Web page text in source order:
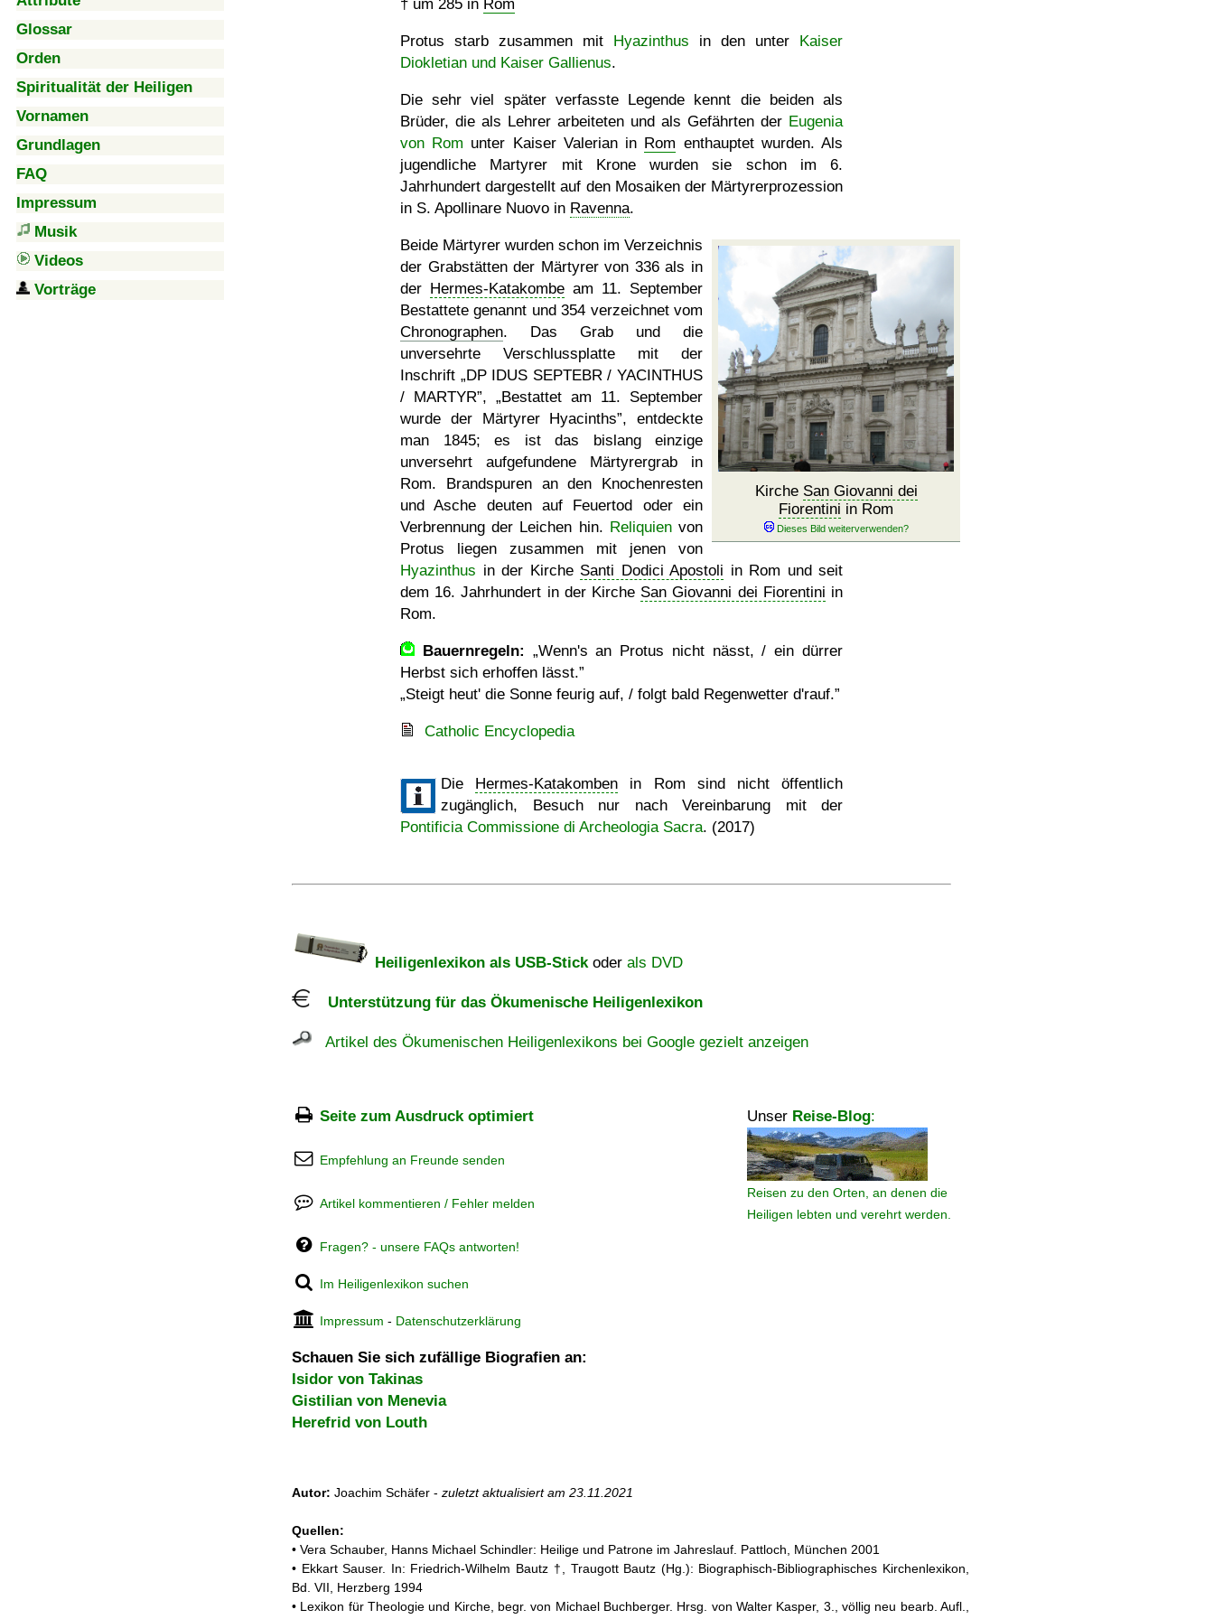
Glossar
Orden
Spiritualität der Heiligen
Vornamen
Grundlagen
FAQ
Impressum
Musik
Videos
Vorträge
† um 285 in Rom
Protus starb zusammen mit Hyazinthus in den unter Kaiser
Diokletian und Kaiser Gallienus.
Die sehr viel später verfasste Legende kennt die beiden als
Brüder, die als Lehrer arbeiteten und als Gefährten der Eugenia
von Rom unter Kaiser Valerian in Rom enthauptet wurden. Als
jugendliche Martyrer mit Krone wurden sie schon im 6.
Jahrhundert dargestellt auf den Mosaiken der Märtyrerprozession
in S. Apollinare Nuovo in Ravenna.
Kirche San Giovanni dei
Fiorentini in Rom
Beide Märtyrer wurden schon im Verzeichnis
der Grabstätten der Märtyrer von 336 als in
der Hermes-Katakombe am 11. September
Bestattete genannt und 354 verzeichnet vom
Chronographen. Das Grab und die
unversehrte Verschlussplatte mit der
Inschrift
DP IDUS SEPTEBR / YACINTHUS
/ MARTYR ,
Bestattet am 11. September
wurde der Märtyrer Hyacinths , entdeckte
man 1845; es ist das bislang einzige
unversehrt aufgefundene Märtyrergrab in
Rom. Brandspuren an den Knochenresten
und Asche deuten auf Feuertod oder ein
Verbrennung der Leichen hin. Reliquienvon
Protus liegen zusammen mit jenen von
Hyazinthus in der Kirche Santi Dodici Apostoli in Rom und seit
dem 16. Jahrhundert in der Kirche San Giovanni dei Fiorentini in
Rom.
Bauernregeln:
Wenn's an Protus nicht nässt, / ein dürrer
Herbst sich erhoffen lässt.
Steigt heut' die Sonne feurig auf, / folgt bald Regenwetter d'rauf.
Catholic Encyclopedia
Die Hermes-Katakomben in Rom sind nicht öffentlich
zugänglich, Besuch nur nach Vereinbarung mit der
Pontificia Commissione di Archeologia Sacra. (2017)
Heiligenlexikon als USB-Stickoder als DVD
Unterstützung für das Ökumenische Heiligenlexikon
Artikel des Ökumenischen Heiligenlexikons bei Google gezielt anzeigen
Seite zum Ausdruck optimiert Unser Reise-Blog:
Reisen zu den Orten, an denen die
Heiligen lebten und verehrt werden.
Empfehlung an Freunde senden
Artikel kommentieren / Fehler melden
Fragen? - unsere FAQs antworten!
Im Heiligenlexikon suchen
Impressum - Datenschutzerklärung
Schauen Sie sich zufällige Biografien an:
Isidor von Takinas
Gistilian von Menevia
Herefrid von Louth
Autor: Joachim Schäfer - zuletzt aktualisiert am 23.11.2021
Quellen:
• Vera Schauber, Hanns Michael Schindler: Heilige und Patrone im Jahreslauf. Pattloch, München 2001
• Ekkart Sauser. In: Friedrich-Wilhelm Bautz †, Traugott Bautz (Hg.): Biographisch-Bibliographisches Kirchenlexikon,
Bd. VII, Herzberg 1994
• Lexikon für Theologie und Kirche, begr. von Michael Buchberger. Hrsg. von Walter Kasper, 3., völlig neu bearb. Aufl.,